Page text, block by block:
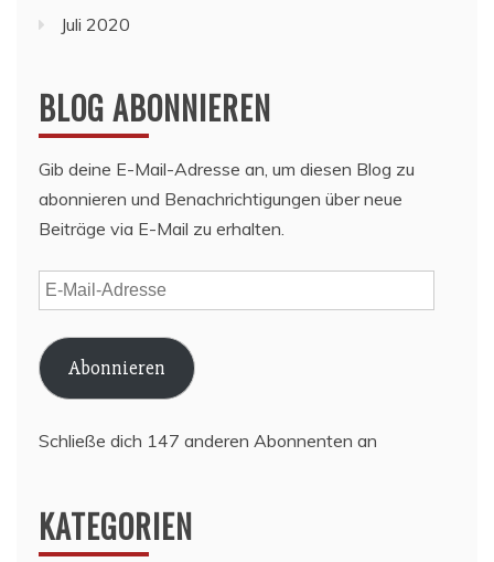
Juli 2020
BLOG ABONNIEREN
Gib deine E-Mail-Adresse an, um diesen Blog zu
abonnieren und Benachrichtigungen über neue
Beiträge via E-Mail zu erhalten.
E-
Mail-
Adresse
Abonnieren
Schließe dich 147 anderen Abonnenten an
KATEGORIEN